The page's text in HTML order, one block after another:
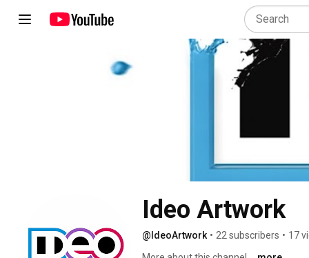
Ideo Artwork
@IdeoArtwork • 22 subscribers • 17